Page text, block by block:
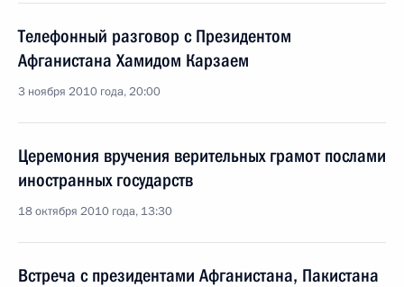
Телефонный разговор с Президентом
Афганистана Хамидом Карзаем
3 ноября 2010 года, 20:00
Церемония вручения верительных грамот послами
иностранных государств
18 октября 2010 года, 13:30
Встреча с президентами Афганистана, Пакистана